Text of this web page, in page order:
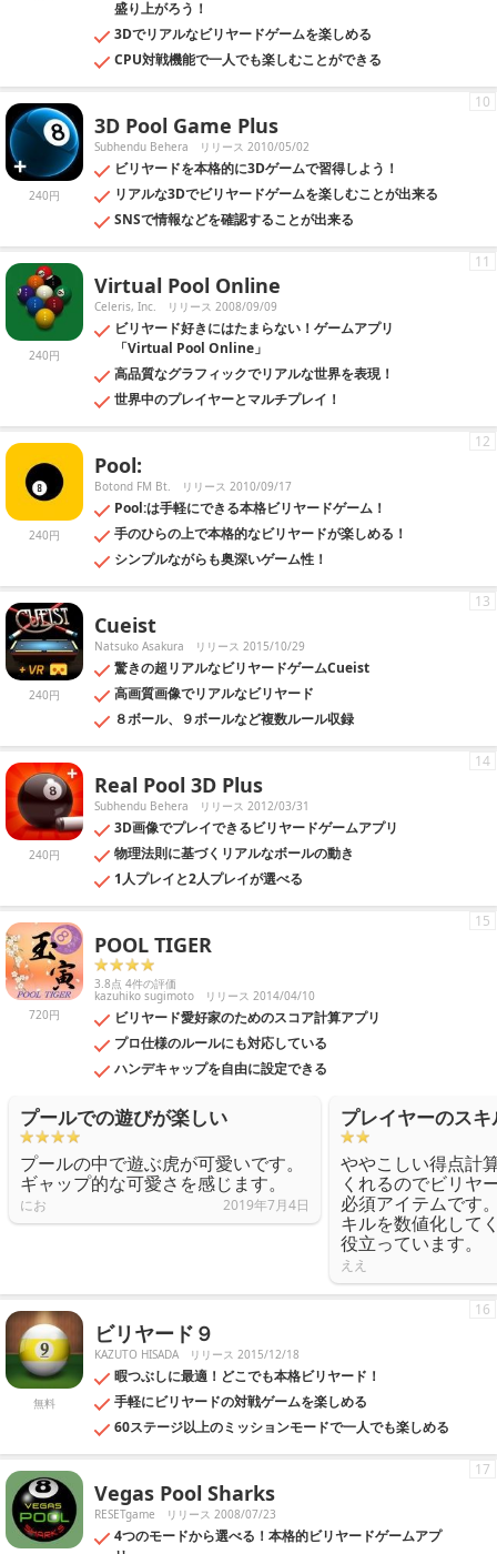
盛り上がろう！
3Dでリアルなビリヤードゲームを楽しめる
CPU対戦機能で一人でも楽しむことができる
240円
3D Pool Game Plus
Subhendu Behera リリース 2010/05/02
ビリヤードを本格的に3Dゲームで習得しよう！
リアルな3Dでビリヤードゲームを楽しむことが出来る
SNSで情報などを確認することが出来る
10
240円
Virtual Pool Online
Celeris, Inc. リリース 2008/09/09
ビリヤード好きにはたまらない！ゲームアプリ
「Virtual Pool Online」
高品質なグラフィックでリアルな世界を表現！
世界中のプレイヤーとマルチプレイ！
11
240円
Pool:
Botond FM Bt. リリース 2010/09/17
Pool:は手軽にできる本格ビリヤードゲーム！
手のひらの上で本格的なビリヤードが楽しめる！
シンプルながらも奥深いゲーム性！
12
240円
Cueist
Natsuko Asakura リリース 2015/10/29
驚きの超リアルなビリヤードゲームCueist
高画質画像でリアルなビリヤード
８ボール、９ボールなど複数ルール収録
13
240円
Real Pool 3D Plus
Subhendu Behera リリース 2012/03/31
3D画像でプレイできるビリヤードゲームアプリ
物理法則に基づくリアルなボールの動き
1人プレイと2人プレイが選べる
14
720円
POOL TIGER
3.8点 4件の評価
kazuhiko sugimoto リリース 2014/04/10
ビリヤード愛好家のためのスコア計算アプリ
プロ仕様のルールにも対応している
ハンデキャップを自由に設定できる
15
プールでの遊びが楽しい
プールの中で遊ぶ虎が可愛いです。
ギャップ的な可愛さを感じます。
にお 2019年7月4日
プレイヤーのス
ややこしい得点計
くれるのでビリヤ
必須アイテムです
キルを数値化して
役立っています。
ええ
無料
ビリヤード９
KAZUTO HISADA リリース 2015/12/18
暇つぶしに最適！どこでも本格ビリヤード！
手軽にビリヤードの対戦ゲームを楽しめる
60ステージ以上のミッションモードで一人でも楽しめる
16
Vegas Pool Sharks
RESETgame リリース 2008/07/23
4つのモードから選べる！本格的ビリヤードゲームアプ
17